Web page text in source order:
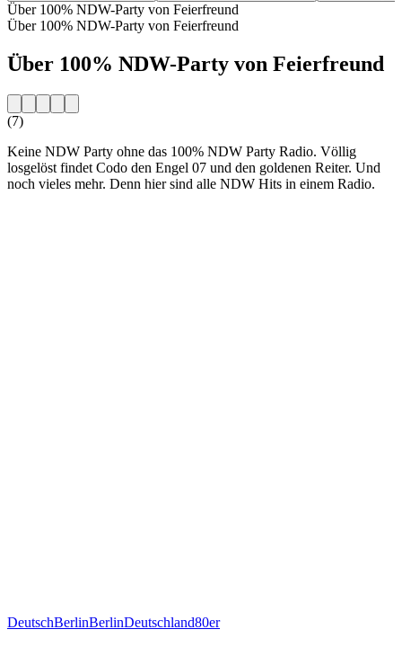
Über 100% NDW-Party von Feierfreund
Über 100% NDW-Party von Feierfreund
Über 100% NDW-Party von Feierfreund
(7)
Keine NDW Party ohne das 100% NDW Party Radio. Völlig
losgelöst findet Codo den Engel 07 und den goldenen Reiter. Und
noch vieles mehr. Denn hier sind alle NDW Hits in einem Radio.
DeutschBerlinBerlinDeutschland80er